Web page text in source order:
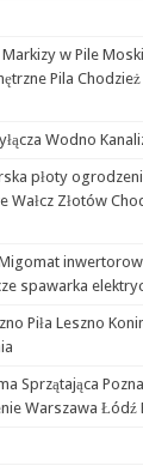
Markizy w Pile
Pila Chodzież
Wodno
płoty
Złotów
spawarka
Piła Leszno
Sprzątająca
Warszawa Łódź